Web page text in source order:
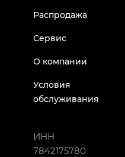
Распродажа
Сервис
О компании
Условия
обслуживания
ИНН
7842175780